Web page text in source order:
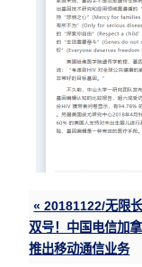
« 20181122/无限
双号！中国电信加
推出移动通信业务